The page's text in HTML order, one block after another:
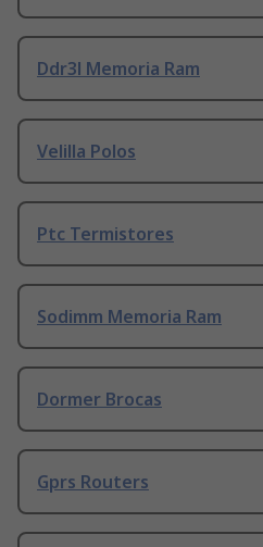
Ddr3l Memoria Ram
Velilla Polos
Ptc Termistores
Sodimm Memoria Ram
Dormer Brocas
Gprs Routers